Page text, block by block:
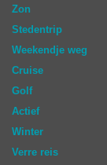
Zon
Stedentrip
Weekendje weg
Cruise
Golf
Actief
Winter
Verre reis